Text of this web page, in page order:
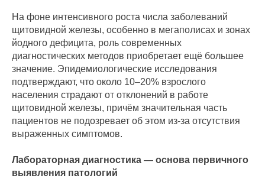
На фоне интенсивного роста числа заболеваний
щитовидной железы, особенно в мегаполисах и зонах
йодного дефицита, роль современных
диагностических методов приобретает ещё большее
значение. Эпидемиологические исследования
подтверждают, что около 10–20% взрослого
населения страдают от отклонений в работе
щитовидной железы, причём значительная часть
пациентов не подозревает об этом из-за отсутствия
выраженных симптомов.
Лабораторная диагностика — основа первичного
выявления патологий